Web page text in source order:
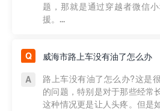
题，那就是通过穿越者微信
援。...
威海市路上车没有油了怎么办
路上车没有油了怎么办?这是
的问题，特别是对于那些经常
这种情况更是让人头疼。但是